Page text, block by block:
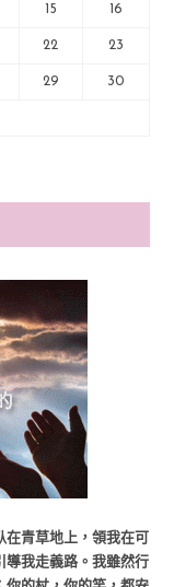
15 16
22 23
29 30
青草地上，領我在可
導我走義路。我雖然行